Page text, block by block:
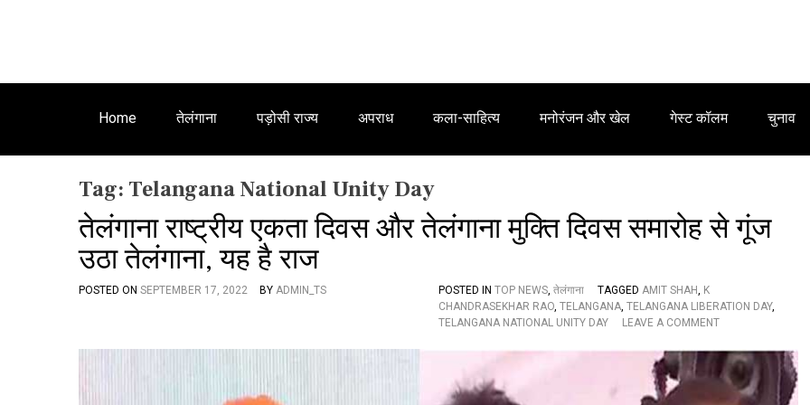
Home तेलंगाना पड़ोसी राज्य अपराध कला-साहित्य मनोरंजन और खेल गेस्ट कॉलम चुनाव
Tag: Telangana National Unity Day
तेलंगाना राष्ट्रीय एकता दिवस और तेलंगाना मुक्ति दिवस समारोह से गूंज
उठा तेलंगाना, यह है राज
POSTED ON SEPTEMBER 17, 2022 BY ADMIN_TS POSTED IN TOP NEWS, तेलंगाना TAGGED AMIT SHAH, K
CHANDRASEKHAR RAO, TELANGANA, TELANGANA LIBERATION DAY,
TELANGANA NATIONAL UNITY DAY
LEAVE A COMMENTO
ते
लं